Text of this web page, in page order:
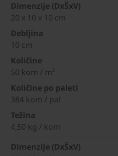
Dimenzije (DxŠxV)
20 x 10 x 10 cm
Debljina
10 cm
Količine
50 kom / m²
Količine po paleti
384 kom / pal
Težina
4,50 kg / kom
Dimenzije (DxŠxV)